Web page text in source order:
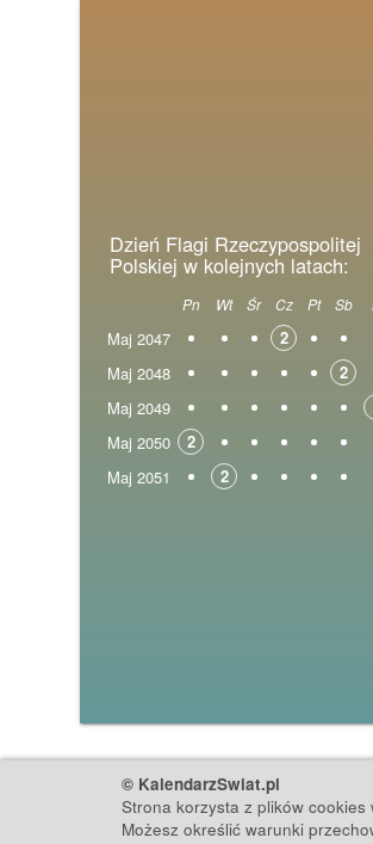
Dzień Flagi Rzeczypospolitej
Polskiej w kolejnych latach:
Pn Wt Śr Cz Pt Sb
Maj 2047
2
Maj 2048
2
Maj 2049
Maj 2050
2
Maj 2051
2
© KalendarzSwiat.pl
Strona korzysta z plików cookies
Możesz określić warunki